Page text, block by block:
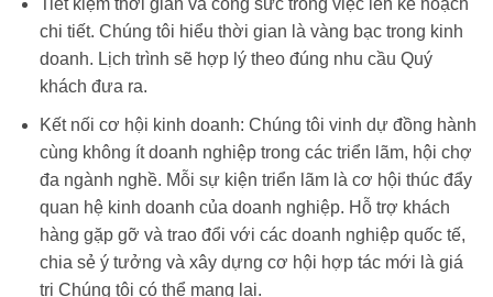
Tiết kiệm thời gian và công sức trong việc lên kế hoạch
chi tiết. Chúng tôi hiểu thời gian là vàng bạc trong kinh
doanh. Lịch trình sẽ hợp lý theo đúng nhu cầu Quý
khách đưa ra.
Kết nối cơ hội kinh doanh: Chúng tôi vinh dự đồng hành
cùng không ít doanh nghiệp trong các triển lãm, hội chợ
đa ngành nghề. Mỗi sự kiện triển lãm là cơ hội thúc đẩy
quan hệ kinh doanh của doanh nghiệp. Hỗ trợ khách
hàng gặp gỡ và trao đổi với các doanh nghiệp quốc tế,
chia sẻ ý tưởng và xây dựng cơ hội hợp tác mới là giá
trị Chúng tôi có thể mang lại.